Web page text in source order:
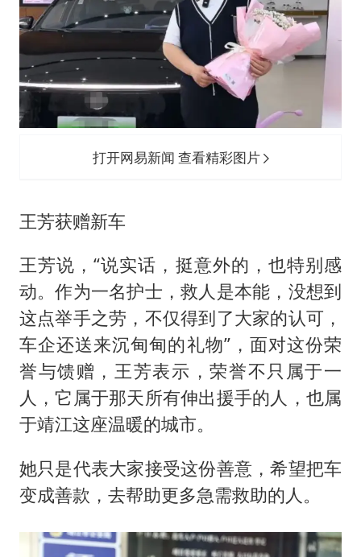
打开网易新闻 查看精彩图片
王芳获赠新车
王芳说，“说实话，挺意外的，也特别感
动。作为一名护士，救人是本能，没想到
这点举手之劳，不仅得到了大家的认可，
车企还送来沉甸甸的礼物”，面对这份荣
誉与馈赠，王芳表示，荣誉不只属于一
人，它属于那天所有伸出援手的人，也属
于靖江这座温暖的城市。
她只是代表大家接受这份善意，希望把车
变成善款，去帮助更多急需救助的人。